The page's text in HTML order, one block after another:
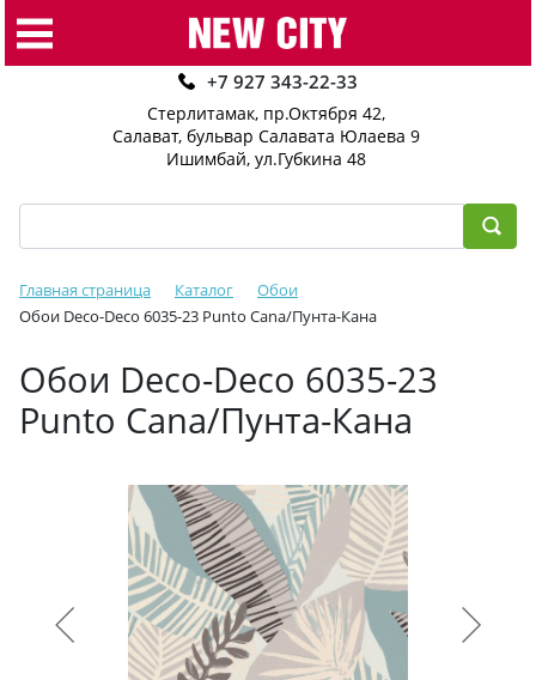
+7 927 343-22-33
Стерлитамак, пр.Октября 42,
Салават, бульвар Салавата Юлаева 9
Ишимбай, ул.Губкина 48
Главная страница Каталог
Обои
Обои Deco-Deco 6035-23 Punto Cana/Пунта-Кана
Обои Deco-Deco 6035-23
Punto Cana/Пунта-Кана